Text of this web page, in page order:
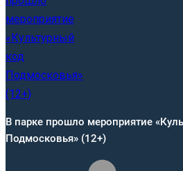
В парке прошло мероприятие
Подмосковья» (12+)